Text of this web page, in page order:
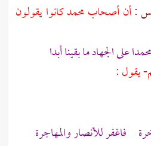
:أن أصحاب محمد كانوا يقولون
على الجهاد ما بقينا أبدا
يقول :
فاغفر للأنصار والمهاجرة